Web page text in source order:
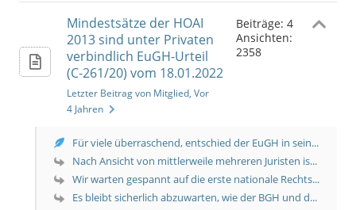
Mindestsätze der HOAI
2013 sind unter Privaten
verbindlich EuGH-Urteil
(C-261/20) vom 18.01.2022
Letzter Beitrag von Mitglied, Vor
4 Jahren
Beiträge: 4
Ansichten:
2358
Für viele überraschend, entschied der EuGH in sein...
Nach Ansicht von mittlerweile mehreren Juristen is...
Wir warten gespannt auf die erste nationale Rechts...
Es bleibt sicherlich abzuwarten, wie der BGH und d...